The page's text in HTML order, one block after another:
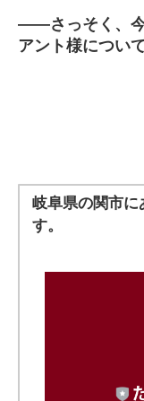
――さっそく、
アント様につい
岐阜県の関市に
す。